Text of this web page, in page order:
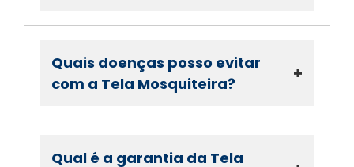
Quais doenças posso evitar
com a Tela Mosquiteira?
+
Qual é a garantia da Tela